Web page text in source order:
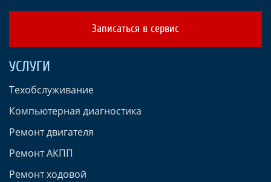
Записаться в сервис
УСЛУГИ
Техобслуживание
Компьютерная диагностика
Ремонт двигателя
Ремонт АКПП
Ремонт ходовой